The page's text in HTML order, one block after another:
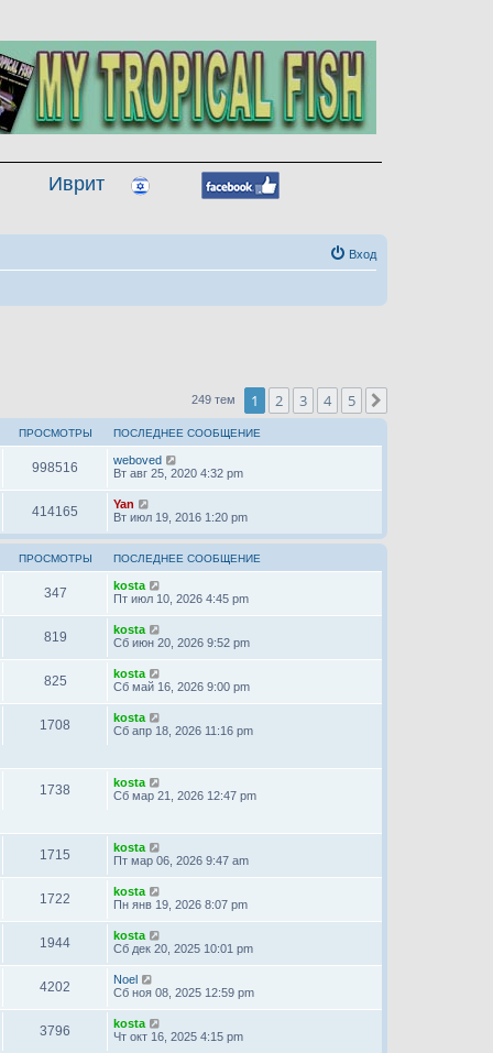
Иврит
Вход
249 тем 1 2 3 4 5
ПРОСМОТРЫ ПОСЛЕДНЕЕ СООБЩЕНИЕ
998516
weboved
Вт авг 25, 2020 4:32 pm
414165
Yan
Вт июл 19, 2016 1:20 pm
ПРОСМОТРЫ ПОСЛЕДНЕЕ СООБЩЕНИЕ
347
kosta
Пт июл 10, 2026 4:45 pm
819
kosta
Сб июн 20, 2026 9:52 pm
825
kosta
Сб май 16, 2026 9:00 pm
1708
kosta
Сб апр 18, 2026 11:16 pm
1738
kosta
Сб мар 21, 2026 12:47 pm
1715
kosta
Пт мар 06, 2026 9:47 am
1722
kosta
Пн янв 19, 2026 8:07 pm
1944
kosta
Сб дек 20, 2025 10:01 pm
4202
Noel
Сб ноя 08, 2025 12:59 pm
3796
kosta
Чт окт 16, 2025 4:15 pm